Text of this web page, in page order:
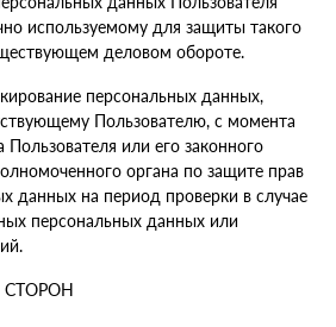
используемому для защиты такого
деловом обороте.
персональных данных,
Пользователю, с момента
или его законного
органа по защите прав
данных на период проверки в случае
персональных данных или
СТОРОН